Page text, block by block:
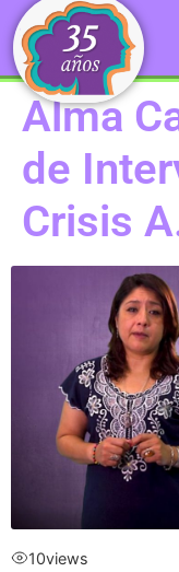
Alma
de
Crisis
10views